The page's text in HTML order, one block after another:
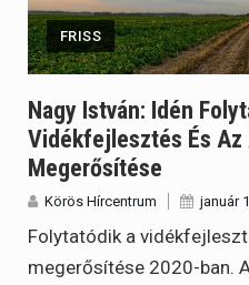
FRISS
Nagy István: Idén
Vidékfejlesztés És Az
Megerősítése
Körös Hírcentrum január
Folytatódik a
megerősítése 2020-ban.